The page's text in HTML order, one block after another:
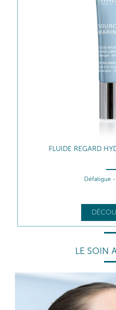
FLUIDE REGARD
Défatigue
LE SOIN